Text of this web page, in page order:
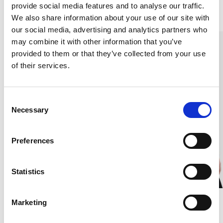
provide social media features and to analyse our traffic.
We also share information about your use of our site with
our social media, advertising and analytics partners who
may combine it with other information that you’ve
provided to them or that they’ve collected from your use
of their services.
Necessary
Preferences
Statistics
Marketing
Liknande produkter
Dampolo, Rödrutig Dampolo, Marin